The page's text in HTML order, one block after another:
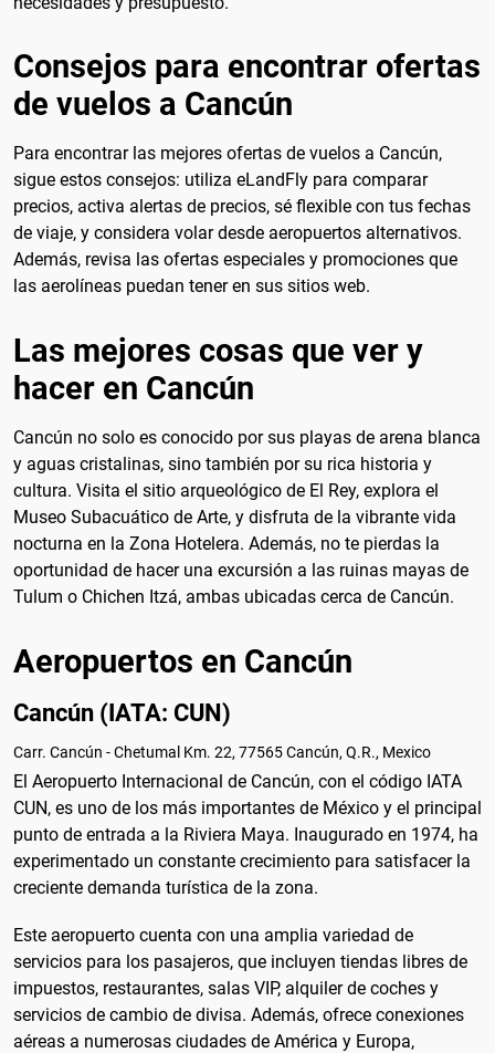
Consejos para encontrar ofertas
de vuelos a Cancún
Para encontrar las mejores ofertas de vuelos a Cancún,
sigue estos consejos: utiliza eLandFly para comparar
precios, activa alertas de precios, sé flexible con tus fechas
de viaje, y considera volar desde aeropuertos alternativos.
Además, revisa las ofertas especiales y promociones que
las aerolíneas puedan tener en sus sitios web.
Las mejores cosas que ver y
hacer en Cancún
Cancún no solo es conocido por sus playas de arena blanca
y aguas cristalinas, sino también por su rica historia y
cultura. Visita el sitio arqueológico de El Rey, explora el
Museo Subacuático de Arte, y disfruta de la vibrante vida
nocturna en la Zona Hotelera. Además, no te pierdas la
oportunidad de hacer una excursión a las ruinas mayas de
Tulum o Chichen Itzá, ambas ubicadas cerca de Cancún.
Aeropuertos en Cancún
Cancún (IATA: CUN)
Carr. Cancún - Chetumal Km. 22, 77565 Cancún, Q.R., Mexico
El Aeropuerto Internacional de Cancún, con el código IATA
CUN, es uno de los más importantes de México y el principal
punto de entrada a la Riviera Maya. Inaugurado en 1974, ha
experimentado un constante crecimiento para satisfacer la
creciente demanda turística de la zona.
Este aeropuerto cuenta con una amplia variedad de
servicios para los pasajeros, que incluyen tiendas libres de
impuestos, restaurantes, salas VIP, alquiler de coches y
servicios de cambio de divisa. Además, ofrece conexiones
aéreas a numerosas ciudades de América y Europa,